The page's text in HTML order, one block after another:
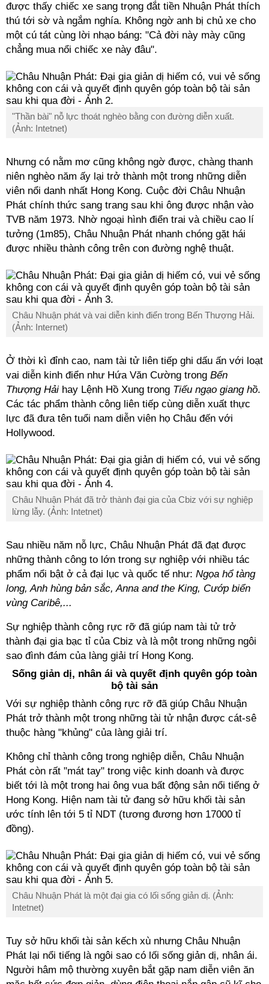
được thấy chiếc xe sang trọng đắt tiền Nhuận Phát thích
thú tới sờ và ngắm nghía. Không ngờ anh bị chủ xe cho
một cú tát cùng lời nhạo báng: "Cả đời này mày cũng
chẳng mua nổi chiếc xe này đâu".
"Thần bài" nỗ lực thoát nghèo bằng con đường diễn xuất.
(Ảnh: Intetnet)
Nhưng có nằm mơ cũng không ngờ được, chàng thanh
niên nghèo năm ấy lại trở thành một trong những diễn
viên nổi danh nhất Hong Kong. Cuộc đời Châu Nhuận
Phát chính thức sang trang sau khi ông được nhận vào
TVB năm 1973. Nhờ ngoại hình điển trai và chiều cao lí
tưởng (1m85), Châu Nhuận Phát nhanh chóng gặt hái
được nhiều thành công trên con đường nghệ thuật.
Châu Nhuận phát và vai diễn kinh điển trong Bến Thượng Hải.
(Ảnh: Internet)
Ở thời kì đỉnh cao, nam tài tử liên tiếp ghi dấu ấn với loạt
vai diễn kinh điển như Hứa Văn Cường trong Bến
Thượng Hải hay Lệnh Hồ Xung trong Tiếu ngạo giang hồ.
Các tác phẩm thành công liên tiếp cùng diễn xuất thực
lực đã đưa tên tuổi nam diễn viên họ Châu đến với
Hollywood.
Châu Nhuận Phát đã trở thành đại gia của Cbiz với sự nghiệp
lừng lẫy. (Ảnh: Intetnet)
Sau nhiều năm nỗ lực, Châu Nhuận Phát đã đạt được
những thành công to lớn trong sự nghiệp với nhiều tác
phẩm nổi bật ở cả đại lục và quốc tế như: Ngọa hổ tàng
long, Anh hùng bản sắc, Anna and the King, Cướp biển
vùng Caribê,...
Sự nghiệp thành công rực rỡ đã giúp nam tài tử trở
thành đại gia bạc tỉ của Cbiz và là một trong những ngôi
sao đình đám của làng giải trí Hong Kong.
Sống giản dị, nhân ái và quyết định quyên góp toàn
bộ tài sản
Với sự nghiệp thành công rực rỡ đã giúp Châu Nhuận
Phát trở thành một trong những tài tử nhận được cát-sê
thuộc hàng "khủng" của làng giải trí.
Không chỉ thành công trong nghiệp diễn, Châu Nhuận
Phát còn rất "mát tay" trong việc kinh doanh và được
biết tới là một trong hai ông vua bất động sản nổi tiếng ở
Hong Kong. Hiện nam tài tử đang sở hữu khối tài sản
ước tính lên tới 5 tỉ NDT (tương đương hơn 17000 tỉ
đồng).
Châu Nhuận Phát là một đại gia có lối sống giản dị. (Ảnh:
Intetnet)
Tuy sở hữu khối tài sản kếch xù nhưng Châu Nhuận
Phát lại nổi tiếng là ngôi sao có lối sống giản dị, nhân ái.
Người hâm mộ thường xuyên bắt gặp nam diễn viên ăn